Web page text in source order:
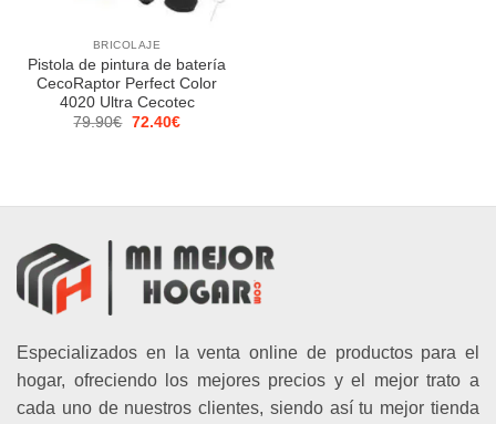
BRICOLAJE
Pistola de pintura de batería
CecoRaptor Perfect Color
4020 Ultra Cecotec
79.90€ El
72.40€El
Especializados en la venta online de productos para el
hogar, ofreciendo los mejores precios y el mejor trato a
cada uno de nuestros clientes, siendo así tu mejor tienda